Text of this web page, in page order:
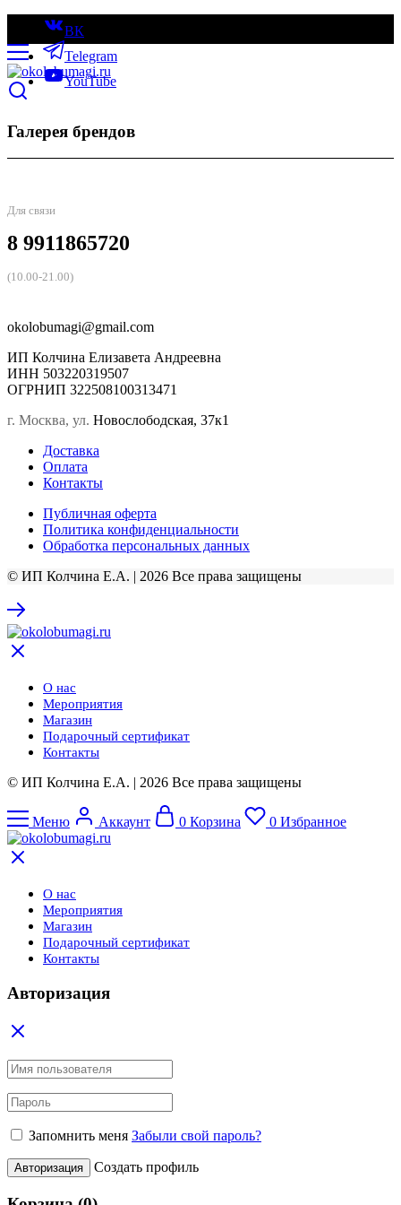
ВК
Telegram
YouTube
Галерея брендов
Для связи
8 9911865720
(10.00-21.00)
okolobumagi@gmail.com
ИП Колчина Елизавета Андреевна
ИНН 503220319507
ОГРНИП 322508100313471
г. Москва, ул. Новослободская, 37к1
Доставка
Оплата
Контакты
Публичная оферта
Политика конфиденциальности
Обработка персональных данных
© ИП Колчина Е.А. | 2026 Все права защищены
О нас
Мероприятия
Магазин
Подарочный сертификат
Контакты
© ИП Колчина Е.А. | 2026 Все права защищены
Меню Аккаунт 0 Корзина 0 Избранное
О нас
Мероприятия
Магазин
Подарочный сертификат
Контакты
Авторизация
Запомнить меня Забыли свой пароль?
Авторизация Создать профиль